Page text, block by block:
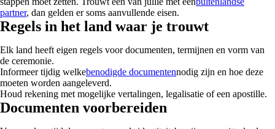
partner, dan gelden er soms aanvullende eisen.
Regels in het land waar je trouwt
Elk land heeft eigen regels voor documenten, termijnen en vorm van
de ceremonie.
Informeer tijdig welkebenodigde documentennodig zijn en hoe deze
moeten worden aangeleverd.
Houd rekening met mogelijke vertalingen, legalisatie of een apostille.
Documenten voorbereiden